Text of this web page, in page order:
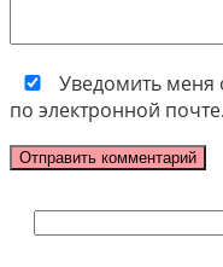
Уведомить меня
по электронной почте.
Поиск: